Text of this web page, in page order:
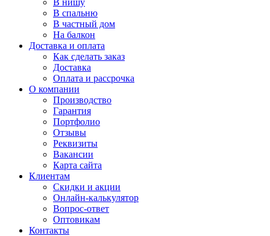
В нишу
В спальню
В частный дом
На балкон
Доставка и оплата
Как сделать заказ
Доставка
Оплата и рассрочка
О компании
Производство
Гарантия
Портфолио
Отзывы
Реквизиты
Вакансии
Карта сайта
Клиентам
Скидки и акции
Онлайн-калькулятор
Вопрос-ответ
Оптовикам
Контакты